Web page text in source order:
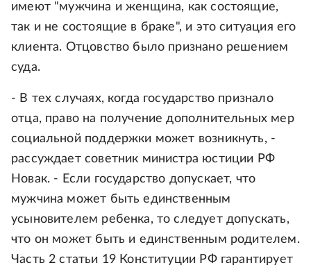
имеют "мужчина и женщина, как состоящие,
так и не состоящие в браке", и это ситуация его
клиента. Отцовство было признано решением
суда.
- В тех случаях, когда государство признало
отца, право на получение дополнительных мер
социальной поддержки может возникнуть, -
рассуждает советник министра юстиции РФ
Новак. - Если государство допускает, что
мужчина может быть единственным
усыновителем ребенка, то следует допускать,
что он может быть и единственным родителем.
Часть 2 статьи 19 Конституции РФ гарантирует